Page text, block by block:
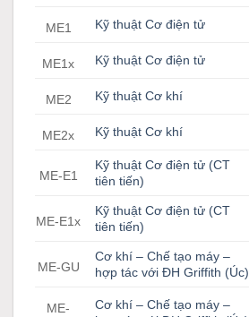
ME1 Kỹ thuật Cơ điện tử
ME1x Kỹ thuật Cơ điện tử
ME2 Kỹ thuật Cơ khí
ME2x Kỹ thuật Cơ khí
ME-E1
Kỹ thuật Cơ điện tử (CT
tiên tiến)
ME-E1x
Kỹ thuật Cơ điện tử (CT
tiên tiến)
ME-GU
Cơ khí – Chế tạo máy –
hợp tác với ĐH Griffith (Úc)
ME-
Cơ khí – Chế tạo máy –